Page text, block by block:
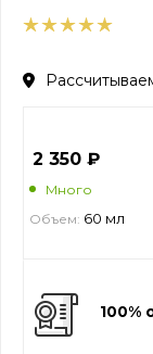
2 350 ₽
Много
Объем: 60 мл
100%